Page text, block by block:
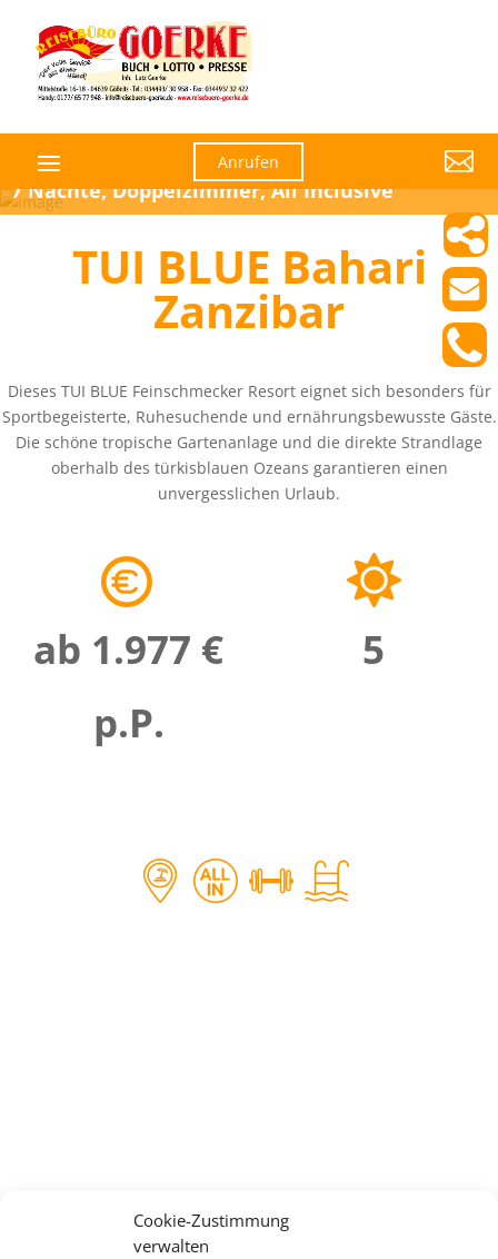
Cookie-Zustimmung
verwalten
Anrufen 
7 Nächte, Doppelzimmer, All Inclusive
TUI BLUE Bahari
Zanzibar
Dieses TUI BLUE Feinschmecker Resort eignet sich besonders für
Sportbegeisterte, Ruhesuchende und ernährungsbewusste Gäste.
Die schöne tropische Gartenanlage und die direkte Strandlage
oberhalb des türkisblauen Ozeans garantieren einen
unvergesslichen Urlaub.
ab 1.977 €
p.P.
5